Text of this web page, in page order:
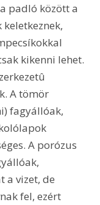
padló között a
kikenni lehet.
A tömör
fagyállóak,
A porózus
a vizet, de
fel, ezért